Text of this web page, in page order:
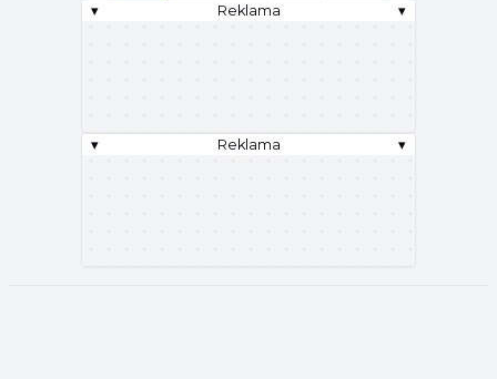
▾ Reklama ▾
▾ Reklama ▾